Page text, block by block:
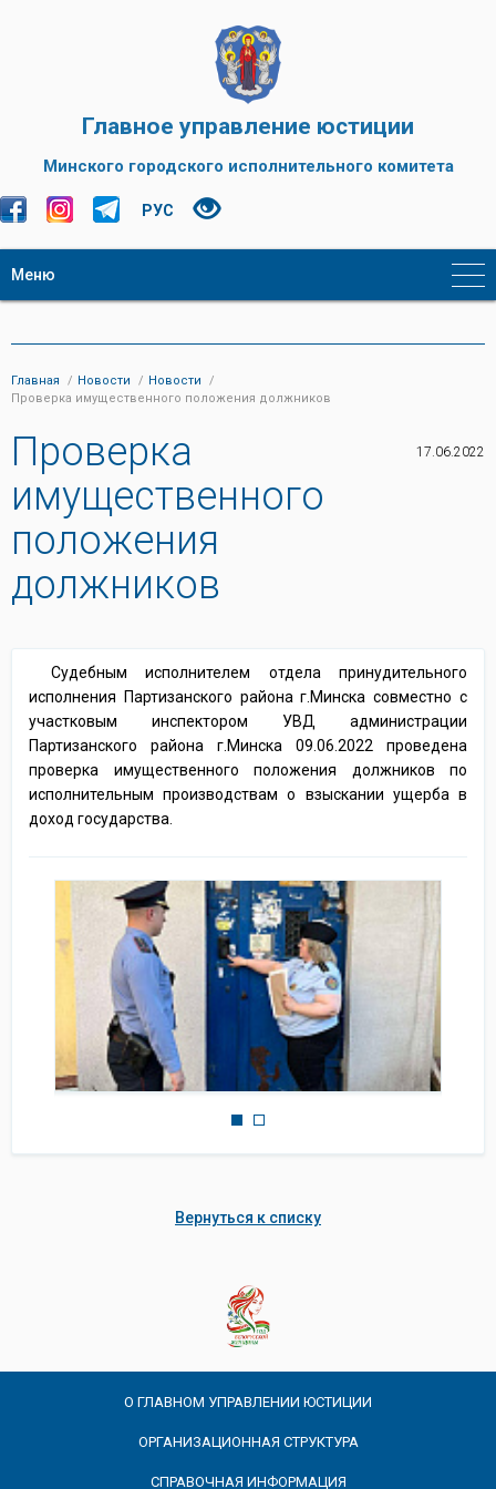
Главное управление юстиции
Минского городского исполнительного комитета
РУС
Меню
Главная Новости
Новости
Проверка имущественного положения должников
Проверка
имущественного
положения
должников
17.06.2022
Судебным исполнителем отдела принудительного
исполнения Партизанского района г.Минска совместно с
участковым инспектором УВД администрации
Партизанского района г.Минска 09.06.2022 проведена
проверка имущественного положения должников по
исполнительным производствам о взыскании ущерба в
доход государства.
Вернуться к списку
О ГЛАВНОМ УПРАВЛЕНИИ ЮСТИЦИИ
ОРГАНИЗАЦИОННАЯ СТРУКТУРА
СПРАВОЧНАЯ ИНФОРМАЦИЯ